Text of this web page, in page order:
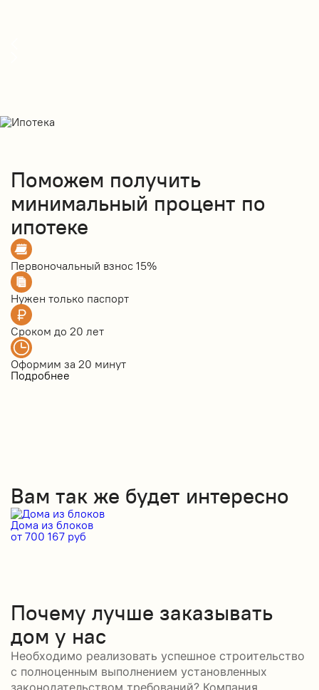
Поможем получить
минимальный процент по
ипотеке
Первоночальный взнос 15%
Нужен только паспорт
Сроком до 20 лет
Оформим за 20 минут
Подробнее
Вам так же будет интересно
Дома из блоков
от 700 167 руб
Почему лучше заказывать
дом у нас
Необходимо реализовать успешное строительство
с полноценным выполнением установленных